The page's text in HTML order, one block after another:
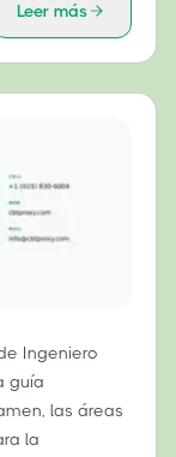
Leer más
Ingeniero
guía
las áreas
la